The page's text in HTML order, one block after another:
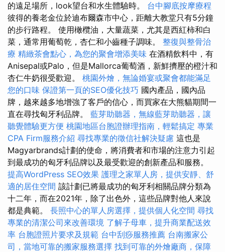
的遠足場所，look望台和水生體驗時。 台中腳底按摩療程
彼得的養老金位於迪布爾森市中心，距離大教堂只有5分鐘
的步行路程。 使用橄欖油，大量蔬菜，尤其是西紅柿和白
菜，通常用葡萄乾，杏仁和小齒種子調味。 整復與整骨治
療 精緻茶會點心，為您的聚會增添美味 在酒精飲料中，有
Anisepal或Palo，但是Mallorca葡萄酒，新鮮擠壓的橙汁和
杏仁牛奶很受歡迎。 桃園外燴，無論婚宴或聚會都能滿足
您的口味 保證第一頁的SEO優化技巧 國內產品，國內品
牌，越來越多地增強了客戶的信心，而買家在大熊貓期間一
直在尋找匈牙利品牌。 藍芽助聽器，無線藍芽助聽器，讓
聽覺體驗更方便 桃園地區台胞證辦理指南，輕鬆搞定 專業
CPA Firm服務介紹 尋找專業的徵信社解決疑慮 這也是
Magyarbrands計劃的使命，將消費者和市場的注意力引起
到最成功的匈牙利品牌以及最受歡迎的創新產品和服務。
提高WordPress SEO效果 護理之家單人房，提供安靜、舒
適的居住空間 該計劃已將最成功的匈牙利相關品牌分類為
十二年，而在2021年，除了出色外，這些品牌對他人來說
都是典範。 長照中心的單人房選擇，提供個人化空間 尋找
專業的清潔公司來改善環境 了解子母車，提升商業配送效
率 台胞證照片要求及規範 台中刮痧服務推薦 台南搬家公
司，當地可靠的搬家服務選擇 找到可靠的外燴廠商，保障